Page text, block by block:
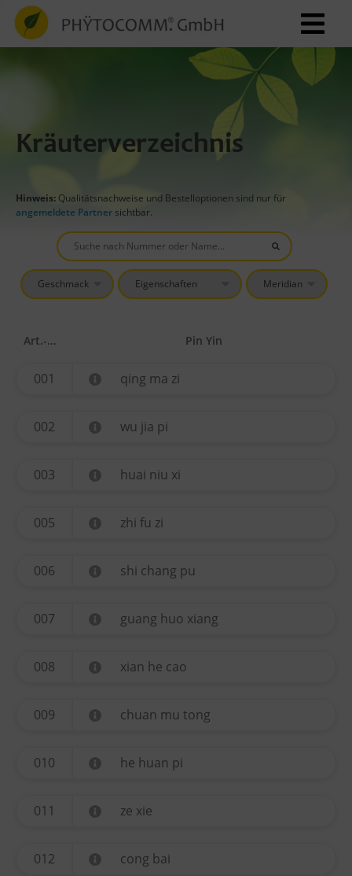
Kräuterverzeichnis
Hinweis: Qualitätsnachweise und Bestelloptionen sind nur für
angemeldete Partner sichtbar.
Art.-Nr. Pin Yin
001 qing ma zi
002 wu jia pi
003 huai niu xi
005 zhi fu zi
006 shi chang pu
007 guang huo xiang
008 xian he cao
009 chuan mu tong
010 he huan pi
011 ze xie
012 cong bai